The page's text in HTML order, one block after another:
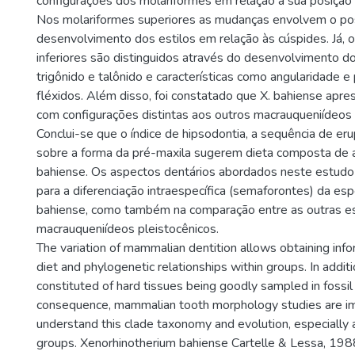
Nos molariformes superiores as mudanças envolvem o
desenvolvimento dos estilos em relação às cúspides. Já,
inferiores são distinguidos através do desenvolvimento
trigônido e talônido e características como angularidade
fléxidos. Além disso, foi constatado que X. bahiense
com configurações distintas aos outros
Conclui-se que o índice de hipsodontia, a sequência de
sobre a forma da pré-maxila sugerem dieta composta de
bahiense. Os aspectos dentários abordados neste
para a diferenciação intraespecífica (semaforontes) da
bahiense, como também na comparação entre as outras
macrauqueniídeos pleistocênicos.
The variation of mammalian dentition allows obtaining
diet and phylogenetic relationships within groups. In
constituted of hard tissues being goodly sampled in
consequence, mammalian tooth morphology studies are
understand this clade taxonomy and evolution, especially
groups. Xenorhinotherium bahiense Cartelle & Lessa,